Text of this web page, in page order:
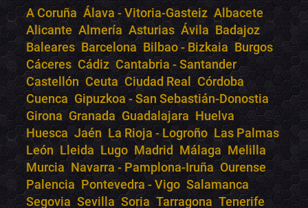
A Coruña Álava - Vitoria-Gasteiz Albacete
Alicante Almería Asturias Ávila Badajoz
Baleares Barcelona Bilbao - Bizkaia Burgos
Cáceres Cádiz Cantabria - Santander
Castellón Ceuta Ciudad Real Córdoba
Cuenca Gipuzkoa - San Sebastián-Donostia
Girona Granada Guadalajara Huelva
Huesca Jaén La Rioja - Logroño Las Palmas
León Lleida Lugo Madrid Málaga Melilla
Murcia Navarra - Pamplona-Iruña Ourense
Palencia Pontevedra - Vigo Salamanca
Segovia Sevilla Soria Tarragona Tenerife
Bololoco · conciertos.club
Online · Te ayudo a encontrar conciertos